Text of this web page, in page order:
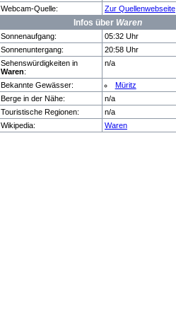
Webcam-Quelle:
Zur Quellenwebseite
Infos über Waren
Sonnenaufgang:
05:32 Uhr
Sonnenuntergang:
20:58 Uhr
Sehenswürdigkeiten in
Waren:
n/a
Bekannte Gewässer:
Müritz
Berge in der Nähe:
n/a
Touristische Regionen:
n/a
Wikipedia:
Waren